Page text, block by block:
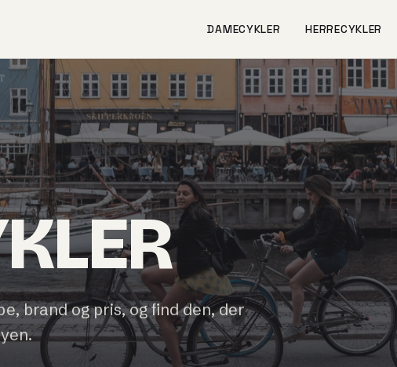
DAMECYKLER HERRECYKLER
brand og pris, og find den, der